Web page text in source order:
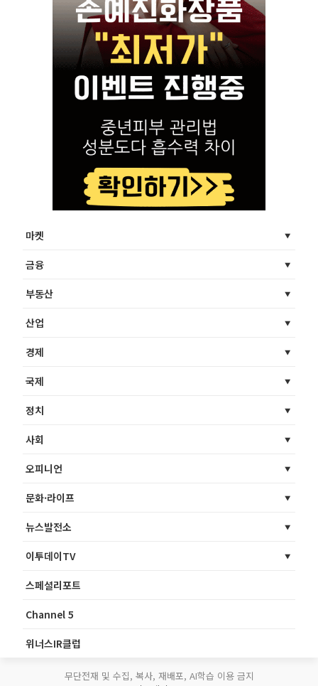
마켓
금융
부동산
산업
경제
국제
정치
사회
오피니언
문화·라이프
뉴스발전소
이투데이TV
스페셜리포트
Channel 5
위너스IR클럽
무단전재 및 수집, 복사, 재배포, AI학습 이용 금지